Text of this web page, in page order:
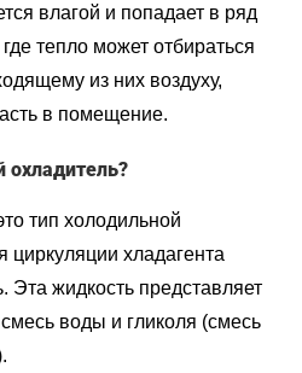
влагой и попадает в ряд
тепло может отбираться
из них воздуху,
в помещение.
охладитель?
тип холодильной
циркуляции хладагента
Эта жидкость представляет
воды и гликоля (смесь